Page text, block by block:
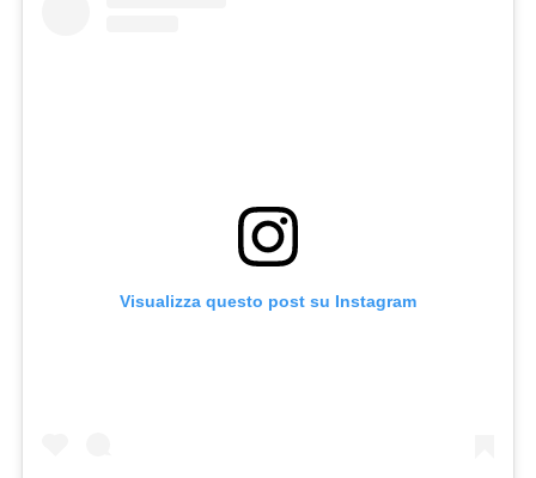
Visualizza questo post su Instagram